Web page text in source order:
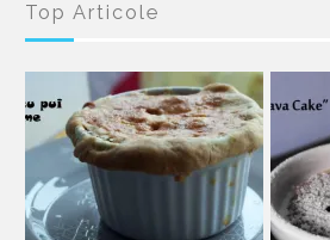
Top Articole